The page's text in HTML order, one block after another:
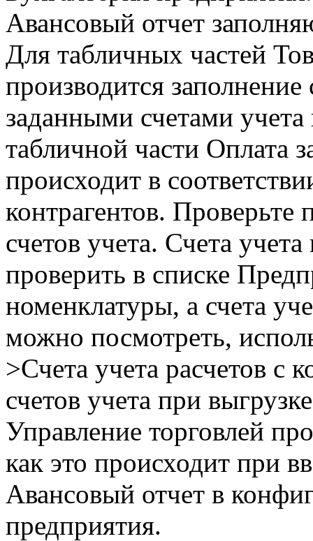
Авансовый отчет
Для табличных частей
производится заполнение
заданными счетами
табличной части Оплата
происходит в
контрагентов. Проверьте
счетов учета. Счета
проверить в списке
номенклатуры, а счета
можно посмотреть,
>Счета учета расчетов с
счетов учета при
Управление торговлей
как это происходит при
Авансовый отчет в
предприятия.